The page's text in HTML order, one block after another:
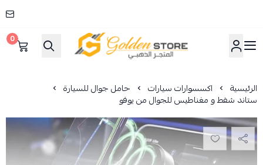
المتجر الذهبي
0
الرئيسية اكسسوارات سيارات حامل جوال للسيارة
ستاند شفط و مغناطيس للجوال من يوفو